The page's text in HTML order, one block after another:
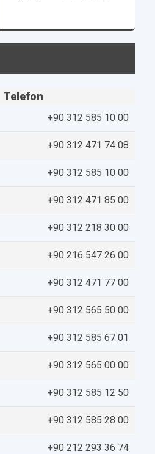
Telefon
+90 312 585 10 00
+90 312 471 74 08
+90 312 585 10 00
+90 312 471 85 00
+90 312 218 30 00
+90 216 547 26 00
+90 312 471 77 00
+90 312 565 50 00
+90 312 585 67 01
+90 312 565 00 00
+90 312 585 12 50
+90 312 585 28 00
+90 212 293 36 74